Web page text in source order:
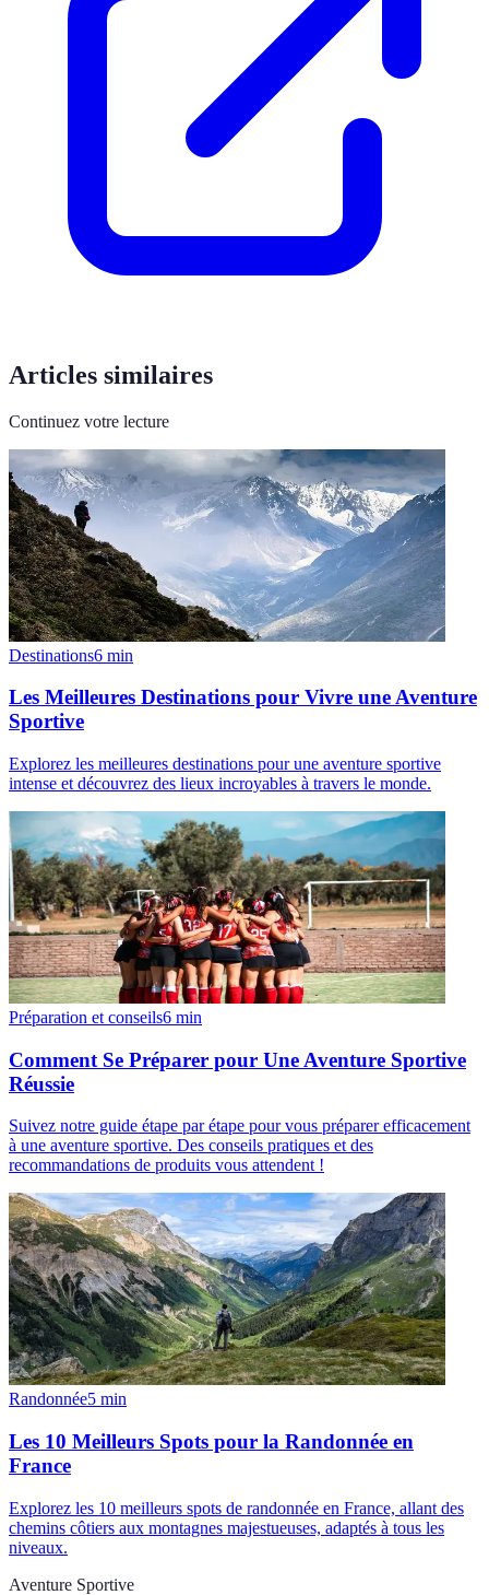
Articles similaires
Continuez votre lecture
Destinations6 min
Les Meilleures Destinations pour Vivre une Aventure
Sportive
Explorez les meilleures destinations pour une aventure sportive
intense et découvrez des lieux incroyables à travers le monde.
Préparation et conseils6 min
Comment Se Préparer pour Une Aventure Sportive
Réussie
Suivez notre guide étape par étape pour vous préparer efficacement
à une aventure sportive. Des conseils pratiques et des
recommandations de produits vous attendent !
Randonnée5 min
Les 10 Meilleurs Spots pour la Randonnée en
France
Explorez les 10 meilleurs spots de randonnée en France, allant des
chemins côtiers aux montagnes majestueuses, adaptés à tous les
niveaux.
Aventure Sportive